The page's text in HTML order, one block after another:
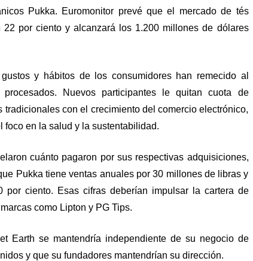
Pukka. Euromonitor prevé que el mercado de tés
22 por ciento y alcanzará los 1.200 millones de dólares
y hábitos de los consumidores han remecido al
Nuevos participantes le quitan cuota de
tradicionales con el crecimiento del comercio electrónico,
foco en la salud y la sustentabilidad.
cuánto pagaron por sus respectivas adquisiciones,
Pukka tiene ventas anuales por 30 millones de libras y
por ciento. Esas cifras deberían impulsar la cartera de
como Lipton y PG Tips.
Earth se mantendría independiente de su negocio de
y que su fundadores mantendrían su dirección.